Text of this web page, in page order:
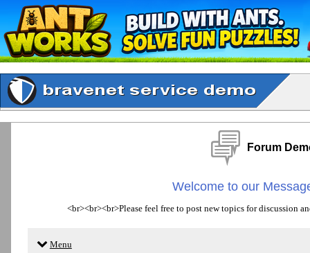
Forum
Welcome to our
<br><br><br>Please feel free to post new topics for discussion
Menu